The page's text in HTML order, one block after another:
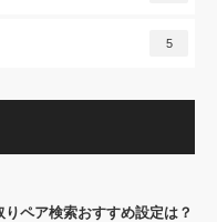
5
ペア検索おすすめ設定は？